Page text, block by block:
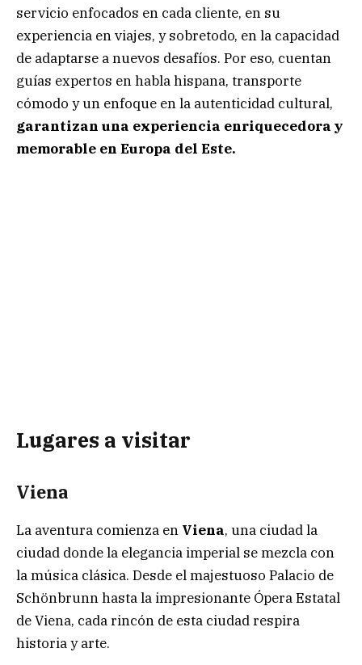
servicio enfocados en cada cliente, en su
experiencia en viajes, y sobretodo, en la capacidad
de adaptarse a nuevos desafíos. Por eso, cuentan
guías expertos en habla hispana, transporte
cómodo y un enfoque en la autenticidad cultural,
garantizan una experiencia enriquecedora y
memorable en Europa del Este.
Lugares a visitar
Viena
La aventura comienza en Viena, una ciudad la
ciudad donde la elegancia imperial se mezcla con
la música clásica. Desde el majestuoso Palacio de
Schönbrunn hasta la impresionante Ópera Estatal
de Viena, cada rincón de esta ciudad respira
historia y arte.